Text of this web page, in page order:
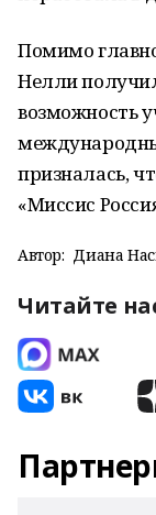
Помимо
Нелли
возможность
призналась,
«Миссис
Автор: Диана
Читайте